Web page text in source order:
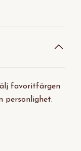
favoritfärgen
personlighet.